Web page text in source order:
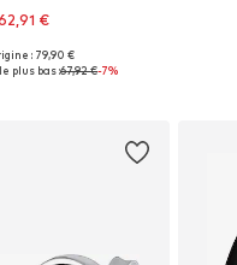
€
: 79,90 €
plus bas :67,92 €-7%